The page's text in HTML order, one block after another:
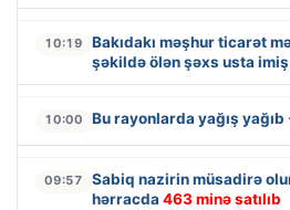
10:19
Bakıdakı məşhur ticarət
şəkildə ölən şəxs usta imiş
10:00 Bu rayonlarda yağış yağıb
09:57
Sabiq nazirin müsadirə
hərracda 463 minə satılıb